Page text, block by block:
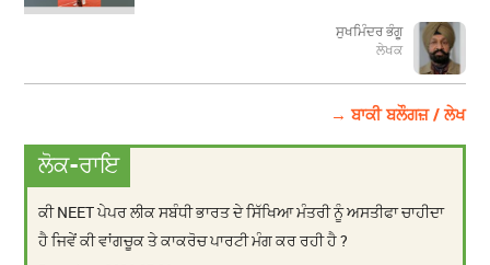
ਸੁਖਮਿੰਦਰ ਭੰਗੂ
ਲੇਖਕ
→ ਬਾਕੀ ਬਲੌਗਜ਼ / ਲੇਖ
ਲੋਕ-ਰਾਇ
ਕੀ NEET ਪੇਪਰ ਲੀਕ ਸਬੰਧੀ ਭਾਰਤ ਦੇ ਸਿੱਖਿਆ ਮੰਤਰੀ ਨੂੰ ਅਸਤੀਫਾ ਚਾਹੀਦਾ
ਹੈ ਜਿਵੇਂ ਕੀ ਵਾਂਗਚੂਕ ਤੇ ਕਾਕਰੋਚ ਪਾਰਟੀ ਮੰਗ ਕਰ ਰਹੀ ਹੈ ?